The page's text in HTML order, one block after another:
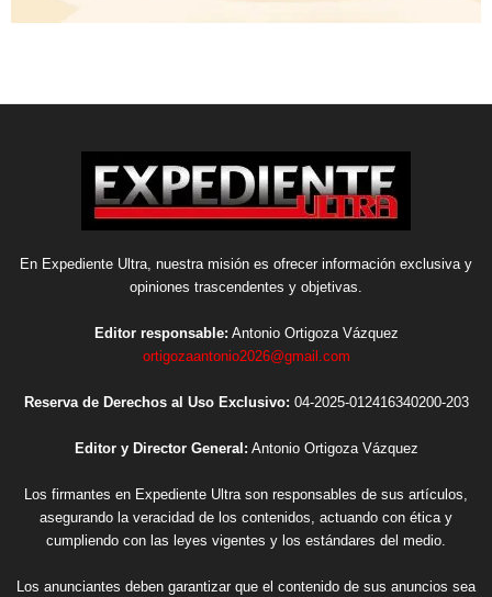
En Expediente Ultra, nuestra misión es ofrecer información exclusiva y
opiniones trascendentes y objetivas.
Editor responsable: Antonio Ortigoza Vázquez
ortigozaantonio2026@gmail.com
Reserva de Derechos al Uso Exclusivo: 04-2025-012416340200-203
Editor y Director General: Antonio Ortigoza Vázquez
Los firmantes en Expediente Ultra son responsables de sus artículos,
asegurando la veracidad de los contenidos, actuando con ética y
cumpliendo con las leyes vigentes y los estándares del medio.
Los anunciantes deben garantizar que el contenido de sus anuncios sea